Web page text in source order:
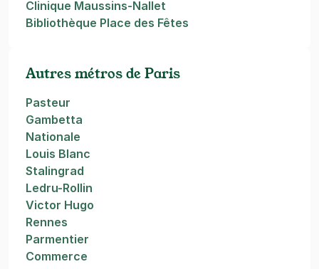
Clinique Maussins-Nallet
Bibliothèque Place des Fêtes
Autres métros de Paris
Pasteur
Gambetta
Nationale
Louis Blanc
Stalingrad
Ledru-Rollin
Victor Hugo
Rennes
Parmentier
Commerce